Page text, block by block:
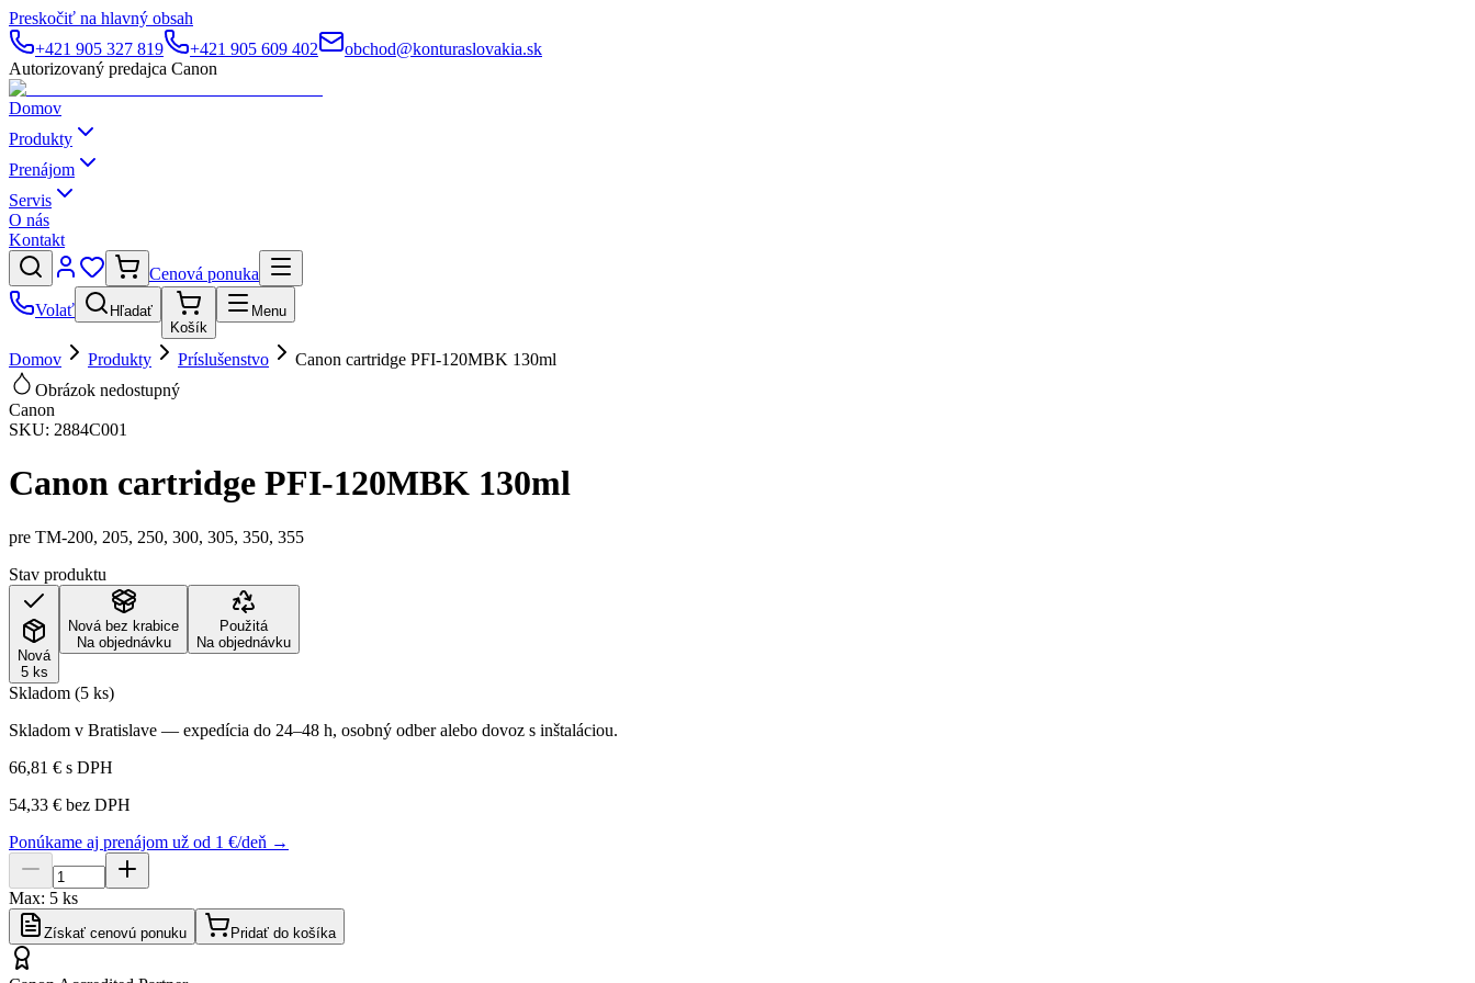
Preskočiť na hlavný obsah
+421 905 327 819
+421 905 609 402
obchod@konturaslovakia.sk
Autorizovaný predajca Canon
Domov
Produkty
Prenájom
Servis
O nás
Kontakt
Cenová ponuka
Volať
Hľadať
Košík
Menu
Domov Produkty Príslušenstvo
Canon cartridge PFI-120MBK 130ml
Obrázok nedostupný
Canon
SKU: 2884C001
Canon cartridge PFI-120MBK 130ml
pre TM-200, 205, 250, 300, 305, 350, 355
Stav produktu
Nová
5 ks
Nová bez krabice
Na objednávku
Použitá
Na objednávku
Skladom (5 ks)
Skladom v Bratislave — expedícia do 24–48 h, osobný odber alebo dovoz s inštaláciou.
66,81 € s DPH
54,33 € bez DPH
Ponúkame aj prenájom už od 1 €/deň →
Max: 5 ks
Získať cenovú ponuku Pridať do košíka